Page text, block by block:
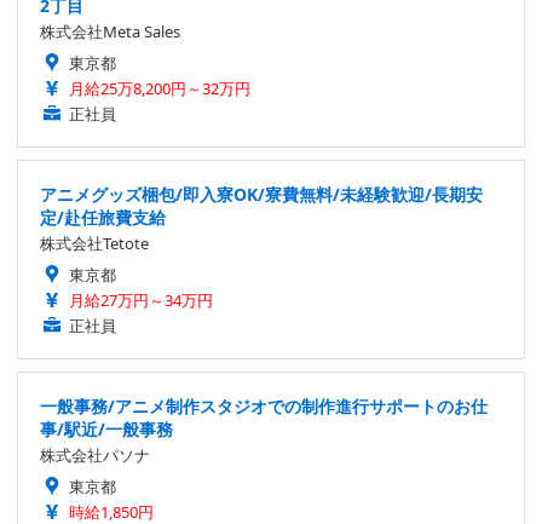
2丁目
株式会社Meta Sales
東京都
月給25万8,200円～32万円
正社員
アニメグッズ梱包/即入寮OK/寮費無料/未経験歓迎/長期安
定/赴任旅費支給
株式会社Tetote
東京都
月給27万円～34万円
正社員
一般事務/アニメ制作スタジオでの制作進行サポートのお仕
事/駅近/一般事務
株式会社パソナ
東京都
時給1,850円